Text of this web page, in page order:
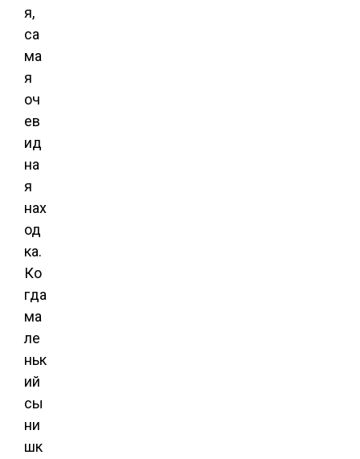
я,
са
ма
я
оч
ев
ид
на
я
нах
од
ка.
Ко
гда
ма
ле
ньк
ий
сы
ни
шк